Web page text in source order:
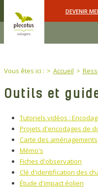
DEVENIR
You are here:
Vous êtes ici : Accueil
Outils et
Tutoriels vidéos :
Projets d'encodages de
Carte des aménagements
Mémo's
Fiches d'observation
Clé d'identification des
Étude d'impact éolien